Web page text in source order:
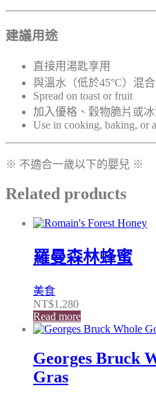
建議用途
直接用湯匙享用
與溫水（低於45°C）混合
Spread on toast or fruit
加入優格、穀物脆片或
Use in cooking, baking, or
※ 不適合一歲以下的嬰兒 ※
Related products
羅曼森林蜂蜜
美食
NT$1,280
Read more
Georges Bruck
Gras